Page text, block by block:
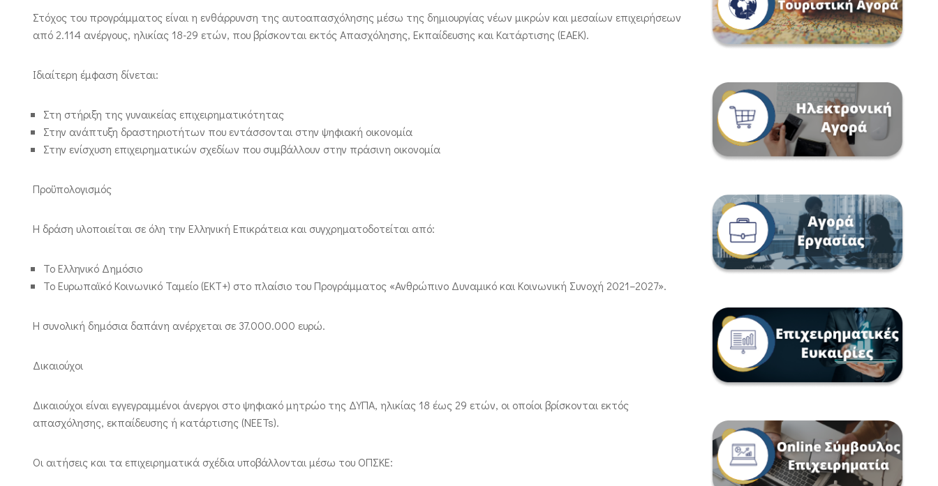
Στόχος του προγράμματος είναι η ενθάρρυνση της αυτοαπασχόλησης μέσω της δημιουργίας νέων μικρών και μεσαίων επιχειρήσεων
από 2.114 ανέργους, ηλικίας 18-29 ετών, που βρίσκονται εκτός Απασχόλησης, Εκπαίδευσης και Κατάρτισης (ΕΑΕΚ).
Ιδιαίτερη έμφαση δίνεται:
Στη στήριξη της γυναικείας επιχειρηματικότητας
Στην ανάπτυξη δραστηριοτήτων που εντάσσονται στην ψηφιακή οικονομία
Στην ενίσχυση επιχειρηματικών σχεδίων που συμβάλλουν στην πράσινη οικονομία
Προϋπολογισμός
Η δράση υλοποιείται σε όλη την Ελληνική Επικράτεια και συγχρηματοδοτείται από:
Το Ελληνικό Δημόσιο
Το Ευρωπαϊκό Κοινωνικό Ταμείο (ΕΚΤ+) στο πλαίσιο του Προγράμματος «Ανθρώπινο Δυναμικό και Κοινωνική Συνοχή 2021–2027».
Η συνολική δημόσια δαπάνη ανέρχεται σε 37.000.000 ευρώ.
Δικαιούχοι
Δικαιούχοι είναι εγγεγραμμένοι άνεργοι στο ψηφιακό μητρώο της ΔΥΠΑ, ηλικίας 18 έως 29 ετών, οι οποίοι βρίσκονται εκτός
απασχόλησης, εκπαίδευσης ή κατάρτισης (NEETs).
Οι αιτήσεις και τα επιχειρηματικά σχέδια υποβάλλονται μέσω του ΟΠΣΚΕ: